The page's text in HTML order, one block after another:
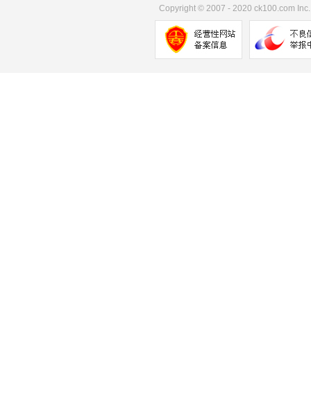
Copyright ©2007 - 2020 ck100.com